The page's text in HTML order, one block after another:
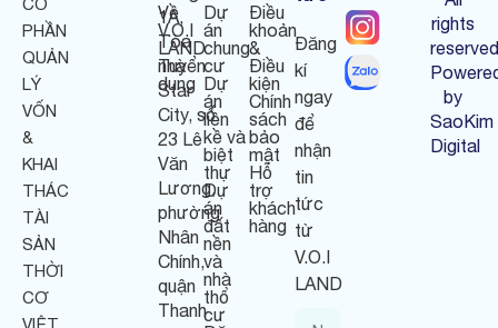
CỔ
PHẦN
QUẢN
LÝ
VỐN
&
KHAI
THÁC
TÀI
SẢN
THỜI
CƠ
1A,
Tòa
nhà
Star
City, số
23 Lê
Văn
Lương,
phường
Nhân
Chính,
quận
Thanh
Về
V.O.I
LAND
Tuyển
dụng
Dự
án
chung
cư
Dự
án
liền
kề và
biệt
thự
Dự
án
đất
nền
và
nhà
thổ
cư
Điều
khoản
&
Điều
kiện
Chính
sách
bảo
mật
Hỗ
trợ
khách
hàng
Đăng
kí
ngay
để
nhận
tin
tức
từ
V.O.I
LAND
rights
by
SaoKim
Digital